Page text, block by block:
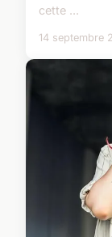
cette ...
14 septembre